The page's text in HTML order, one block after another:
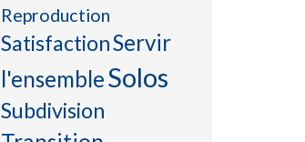
Reproduction
SatisfactionServir
l'ensembleSolos
Subdivision